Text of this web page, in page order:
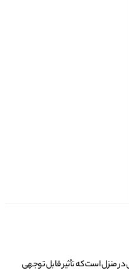
منزل است که تأثیر قابل ‌توجهی